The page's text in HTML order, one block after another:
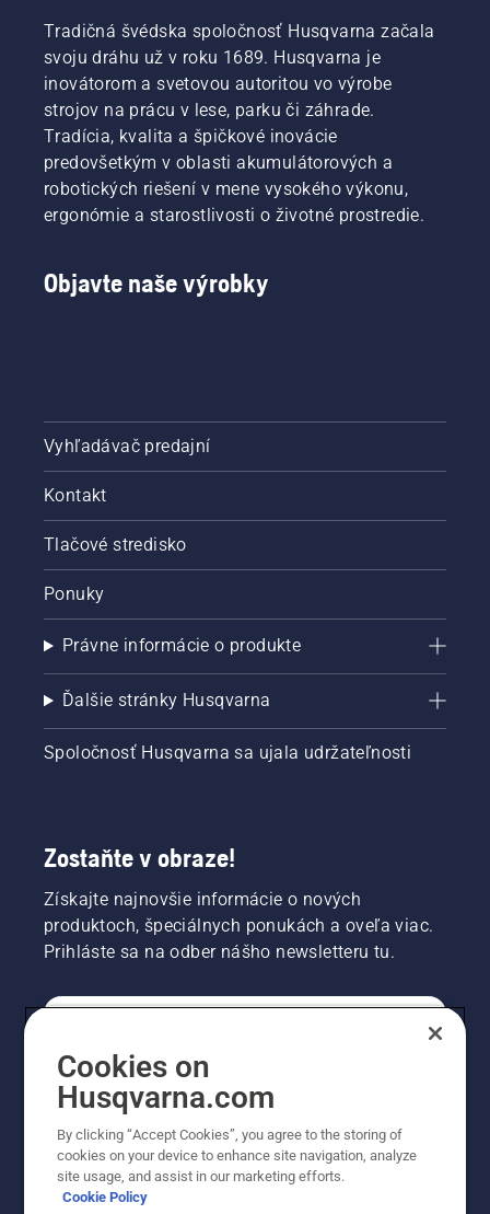
Tradičná švédska spoločnosť Husqvarna začala
svoju dráhu už v roku 1689. Husqvarna je
inovátorom a svetovou autoritou vo výrobe
strojov na prácu v lese, parku či záhrade.
Tradícia, kvalita a špičkové inovácie
predovšetkým v oblasti akumulátorových a
robotických riešení v mene vysokého výkonu,
ergonómie a starostlivosti o životné prostredie.
Objavte naše výrobky
Vyhľadávač predajní
Kontakt
Tlačové stredisko
Ponuky
Právne informácie o produkte
Ďalšie stránky Husqvarna
Spoločnosť Husqvarna sa ujala udržateľnosti
Zostaňte v obraze!
Získajte najnovšie informácie o nových
produktoch, špeciálnych ponukách a oveľa viac.
Prihláste sa na odber nášho newsletteru tu.
PROFESIONÁLNE
Cookies on
Husqvarna.com
By clicking “Accept Cookies”, you agree to the storing of
cookies on your device to enhance site navigation, analyze
site usage, and assist in our marketing efforts.
Cookie Policy